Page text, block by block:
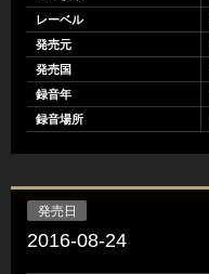
レーベル
発売元
発売国
録音年
録音場所
発売日
2016-08-24